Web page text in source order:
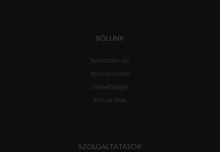
RÓLUNK
Bemutatkozás
Munkatársaink
Elérhetőségek
Rólunk írták
SZOLGÁLTATÁSOK